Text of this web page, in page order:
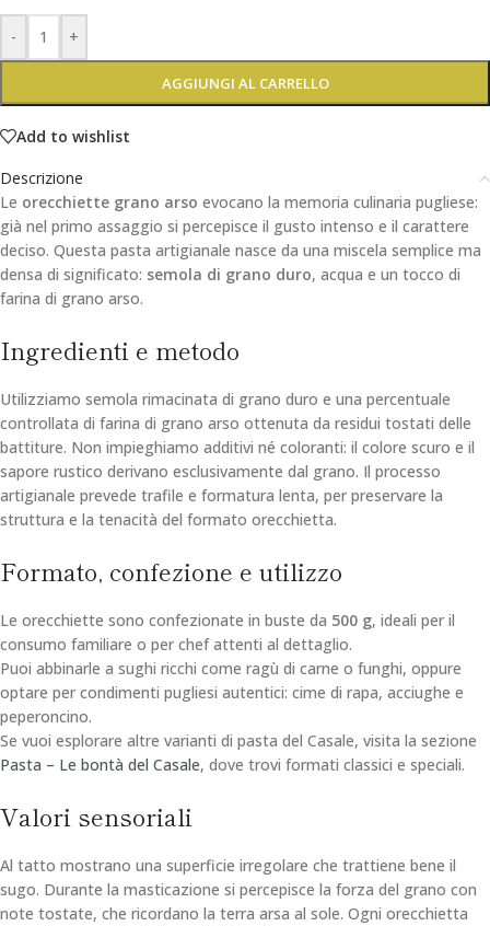
- +
AGGIUNGI AL CARRELLO
Add to wishlist
Descrizione
Le orecchiette grano arso evocano la memoria culinaria pugliese:
già nel primo assaggio si percepisce il gusto intenso e il carattere
deciso. Questa pasta artigianale nasce da una miscela semplice ma
densa di significato: semola di grano duro, acqua e un tocco di
farina di grano arso.
Ingredienti e metodo
Utilizziamo semola rimacinata di grano duro e una percentuale
controllata di farina di grano arso ottenuta da residui tostati delle
battiture. Non impieghiamo additivi né coloranti: il colore scuro e il
sapore rustico derivano esclusivamente dal grano. Il processo
artigianale prevede trafile e formatura lenta, per preservare la
struttura e la tenacità del formato orecchietta.
Formato, confezione e utilizzo
Le orecchiette sono confezionate in buste da 500 g, ideali per il
consumo familiare o per chef attenti al dettaglio.
Puoi abbinarle a sughi ricchi come ragù di carne o funghi, oppure
optare per condimenti pugliesi autentici: cime di rapa, acciughe e
peperoncino.
Se vuoi esplorare altre varianti di pasta del Casale, visita la sezione
Pasta – Le bontà del Casale, dove trovi formati classici e speciali.
Valori sensoriali
Al tatto mostrano una superficie irregolare che trattiene bene il
sugo. Durante la masticazione si percepisce la forza del grano con
note tostate, che ricordano la terra arsa al sole. Ogni orecchietta